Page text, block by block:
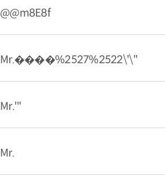
@@m8E8f
Mr.����%2527%2522\'\"
Mr.'"
Mr.